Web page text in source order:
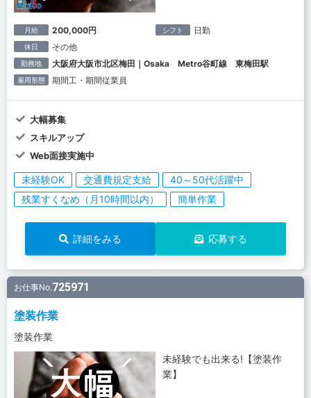
月給 200,000円 シフト 日勤
休日 その他
勤務地 大阪府大阪市北区梅田｜Osaka Metro谷町線 東梅田駅
雇用形態 期間工・期間従業員
大幅募集
スキルアップ
Web面接実施中
未経験OK 交通費規定支給
40～50代活躍中
残業すくなめ（月10時間以内）
簡単作業
詳細をみる 応募する
お仕事No.725971
塗装作業
塗装作業
未経験でも出来る!【塗装作
業】